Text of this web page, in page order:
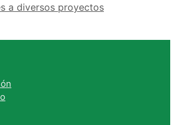
a diversos proyectos